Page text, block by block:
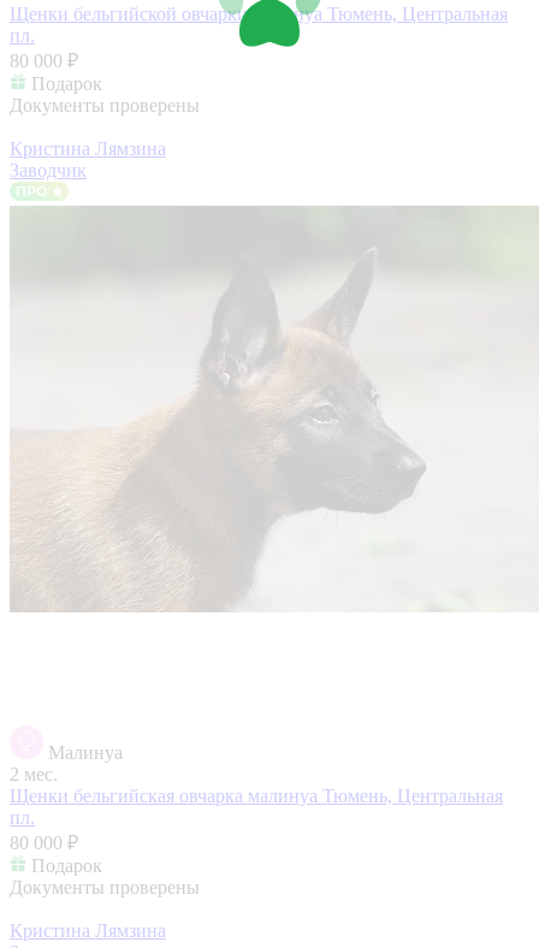
Щенки бельгийской овчарки малинуа Тюмень, Центральная
пл.
80 000 ₽
Подарок
Документы проверены
Кристина Лямзина
Заводчик
Малинуа
2 мес.
Щенки бельгийская овчарка малинуа Тюмень, Центральная
пл.
80 000 ₽
Подарок
Документы проверены
Кристина Лямзина